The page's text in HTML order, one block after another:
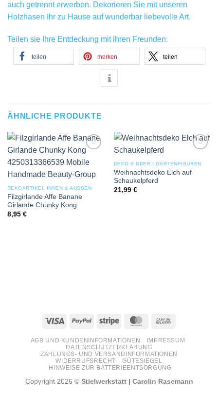
auch getrennt erwerben. Dekorieren Sie mit unseren
Holzhasen Ihr zu Hause auf wunderbar liebevolle Art.
Teilen sie Ihre Entdeckung mit ihren Freunden:
teilen merken teilen
ÄHNLICHE PRODUKTE
wishlist
DEKOARTIKEL INNEN & AUSSEN
Filzgirlande Affe Banane
Girlande Chunky Kong
8,95 €
wishlist
DEKO KINDER | GARTENFIGUREN
Weihnachtsdeko Elch auf
Schaukelpferd
21,99 €
Visa PayPal Stripe MasterCard
Delivery
AGB UND KUNDENINFORMATIONEN
IMPRESSUM
DATENSCHUTZERKLÄRUNG
ZAHLUNGS- UND VERSANDINFORMATIONEN
WIDERRUFSRECHT
GÜTESIEGEL
HINWEISE ZUR BATTERIEENTSORGUNG
Copyright 2026 © Stielwerkstatt | Carolin Rasemann